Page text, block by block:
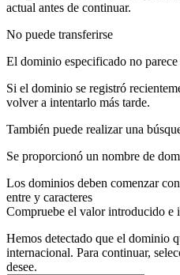
actual antes de continuar.
No puede transferirse
El dominio especificado no parece
Si el dominio se registró
volver a intentarlo más tarde.
También puede realizar una
Se proporcionó un nombre de
Los dominios deben comenzar
entre y caracteres
Compruebe el valor introducido e
Hemos detectado que el dominio
internacional. Para continuar,
desee.